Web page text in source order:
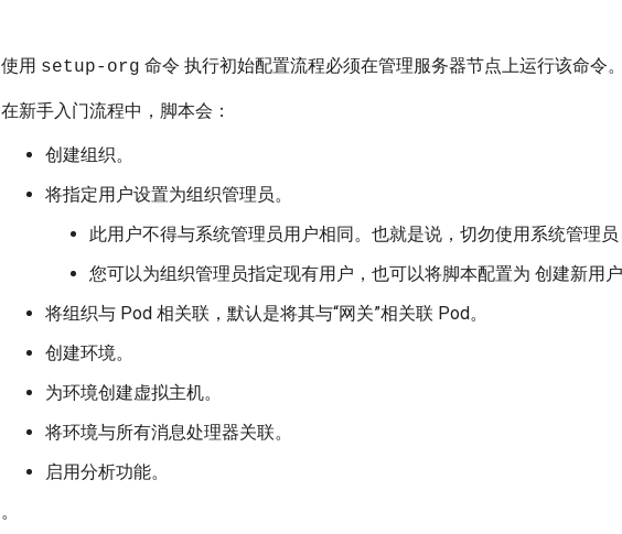
使用 setup-org 命令 执行初始配置流程必须在管理服务器节点上运行该命令
在新手入门流程中，脚本会：
创建组织。
将指定用户设置为组织管理员。
此用户不得与系统管理员用户相同。也就是说，切勿使用系统管理
您可以为组织管理员指定现有用户，也可以将脚本配置为 创建新用
将组织与 Pod 相关联，默认是将其与“网关”相关联 Pod。
创建环境。
为环境创建虚拟主机。
将环境与所有消息处理器关联。
启用分析功能。
。